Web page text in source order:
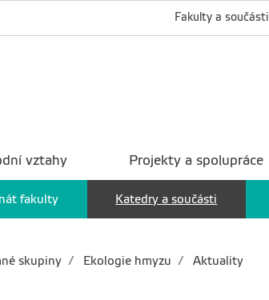
Fakulty a součásti
vztahy Projekty a spolupráce
fakulty Katedry a součásti
skupiny Ekologie hmyzu Aktuality